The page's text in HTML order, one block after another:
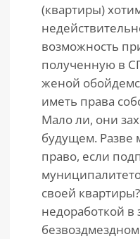
(квартиры)
возможность
полученную в
женой
иметь права
Мало ли, они
будущем. Разве
право, если
своей
недоработкой в